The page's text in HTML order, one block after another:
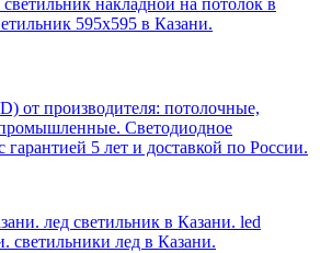
595х595 в Казани.
от производителя: потолочные,
Светодиодное
5 лет и доставкой по России.
лед светильник в Казани. led
светильники лед в Казани.